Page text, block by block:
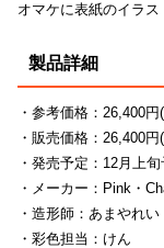
オマケに表紙のイラ
製品詳細
・参考価格：26,400円
・販売価格：26,400円
・発売予定：12月上旬
・メーカー：Pink・
・造形師：あまやれい
・彩色担当：けん